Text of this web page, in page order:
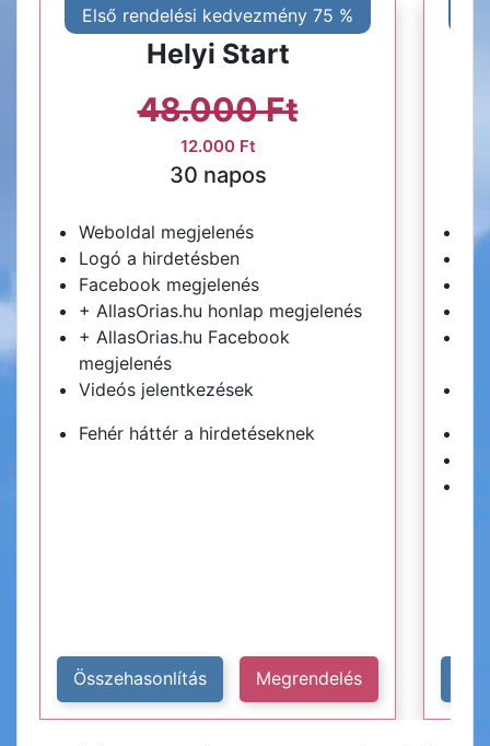
Első rendelési kedvezmény 75 %
Helyi Start
48.000 Ft
12.000 Ft
30 napos
Weboldal megjelenés
Logó a hirdetésben
Facebook megjelenés
+ AllasOrias.hu honlap megjelenés
+ AllasOrias.hu Facebook
megjelenés
Videós jelentkezések
Fehér háttér a hirdetéseknek
Összehasonlítás Megrendelés